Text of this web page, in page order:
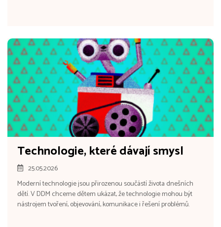
Technologie, které dávají smysl
25.05.2026
Moderní technologie jsou přirozenou součástí života dnešních
dětí. V DDM chceme dětem ukázat, že technologie mohou být
nástrojem tvoření, objevování, komunikace i řešení problémů.